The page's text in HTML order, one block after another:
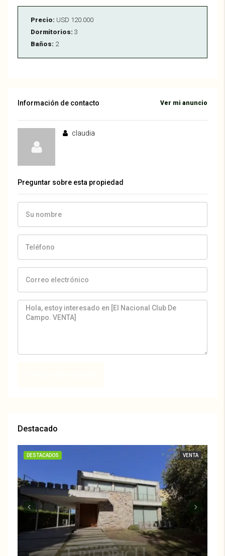
Precio: USD 120.000
Dormitorios: 3
Baños: 2
Información de contacto Ver mi anuncio
claudia
Preguntar sobre esta propiedad
Destacado
DESTACADOS VENTA